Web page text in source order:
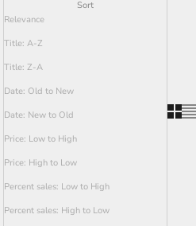
Sort
Relevance
Title: A-Z
Title: Z-A
Date: Old to New
Date: New to Old
Price: Low to High
Price: High to Low
Percent sales: Low to High
Percent sales: High to Low